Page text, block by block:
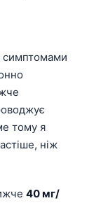
симптомами
тому я
ніж
40 мг/